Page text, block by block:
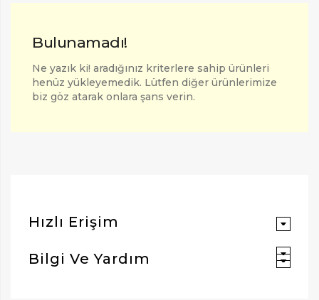
Bulunamadı!
Ne yazık ki! aradığınız kriterlere sahip ürünleri
henüz yükleyemedik. Lütfen diğer ürünlerimize
biz göz atarak onlara şans verin.
Hızlı Erişim
Bilgi Ve Yardım